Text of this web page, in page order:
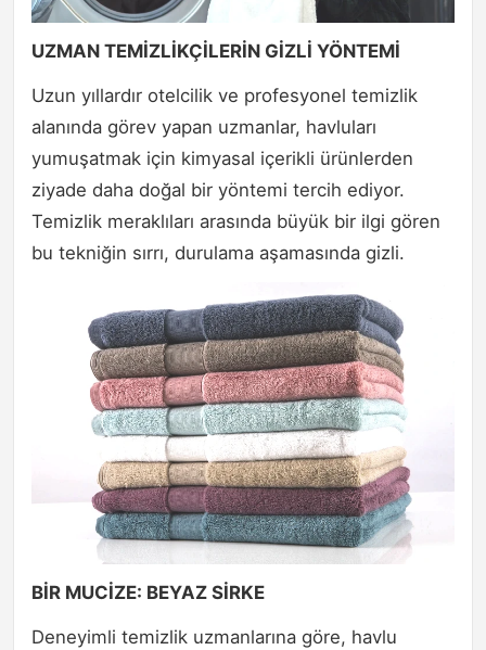
UZMAN TEMİZLİKÇİLERİN GİZLİ YÖNTEMİ
Uzun yıllardır otelcilik ve profesyonel temizlik
alanında görev yapan uzmanlar, havluları
yumuşatmak için kimyasal içerikli ürünlerden
ziyade daha doğal bir yöntemi tercih ediyor.
Temizlik meraklıları arasında büyük bir ilgi gören
bu tekniğin sırrı, durulama aşamasında gizli.
BİR MUCİZE: BEYAZ SİRKE
Deneyimli temizlik uzmanlarına göre, havlu